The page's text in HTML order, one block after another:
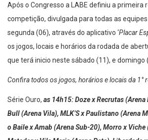
Após o Congresso a LABE definiu a primeira
competição, divulgada para todas as
segunda (06), através do aplicativo ‘ Placar
os jogos, locais e horários da rodada de
que terá inicio neste sábado (11), e domingo
Confira todos os jogos, horários e locais da 1°
Série Ouro, as 14h15: Doze x Recrutas (Arena
Bull (Arena Vila), MLK’S x Paulistano (Arena
o Baile x Amab (Arena Sub-20), Morro x Viche